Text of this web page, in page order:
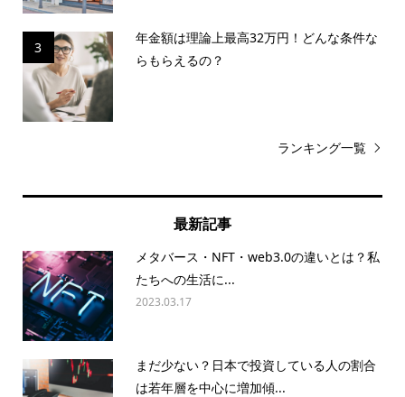
3
年金額は理論上最高32万円！どんな条件な
らもらえるの？
ランキング一覧
最新記事
メタバース・NFT・web3.0の違いとは？私
たちへの生活に...
2023.03.17
まだ少ない？日本で投資している人の割合
は若年層を中心に増加傾...